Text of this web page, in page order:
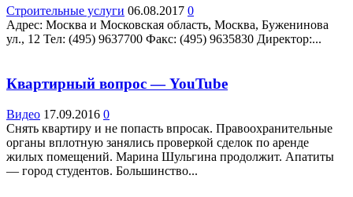
Строительные услуги 06.08.2017 0
Адрес: Москва и Московская область, Москва, Буженинова
ул., 12 Teл: (495) 9637700 Факс: (495) 9635830 Директор:...
Квартирный вопрос — YouTube
Видео 17.09.2016 0
Снять квартиру и не попасть впросак. Правоохранительные
органы вплотную занялись проверкой сделок по аренде
жилых помещений. Марина Шульгина продолжит. Апатиты
— город студентов. Большинство...